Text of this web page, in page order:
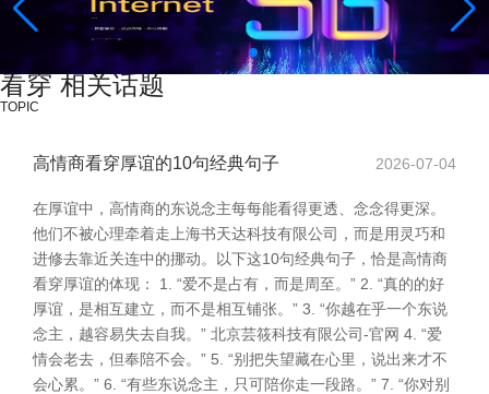
看穿 相关话题
TOPIC
高情商看穿厚谊的10句经典句子 2026-07-04
在厚谊中，高情商的东说念主每每能看得更透、念念得更深。
他们不被心理牵着走上海书天达科技有限公司，而是用灵巧和
进修去靠近关连中的挪动。以下这10句经典句子，恰是高情商
看穿厚谊的体现： 1. “爱不是占有，而是周至。” 2. “真的的好
厚谊，是相互建立，而不是相互铺张。” 3. “你越在乎一个东说
念主，越容易失去自我。” 北京芸筱科技有限公司-官网 4. “爱
情会老去，但奉陪不会。” 5. “别把失望藏在心里，说出来才不
会心累。” 6. “有些东说念主，只可陪你走一段路。” 7. “你对别